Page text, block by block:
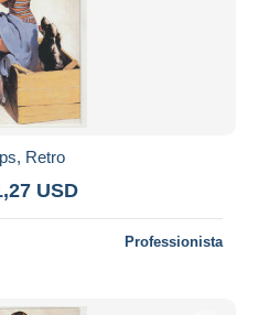
Retro
USD
Professionista